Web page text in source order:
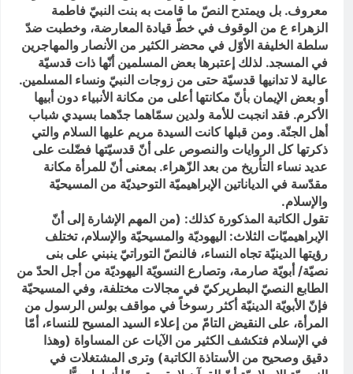
معروف. بل ويمتدح النصّ ما قامت به بنت النبيّ فاطمة
الزهراء ع من الوقوف في خطّ قيادة المعارضة، وخطبت ضدّ
سلطة الخليفة الأوّل في محضر الكثير من الأنصار والمهاجرين
في المسجد. لذلك إعتبرها بعض المسلمين أنّها ذات قدسيّة
عالية لا تدانيها قدسيّة حتى من زوجات النبيّ ونساء المسلمين.
أو بعض الإيمان بأنّ مكانتها أعلى من مكانة الأنبياء دون أبيها
الأكرم. فقد انجبت للأمة ولدين سمّاهما جدّهما بسيدي شباب
أهل الجنّة. ومن قبلها كانت السيدة مريم عليها السلام والتي
ذكرتها كل الروايات والنصوص على أنّ قدسيّتها فضّلت على
عديد نساء التأريخ من بعد الزّهراء. بمعنى أنّ للمرأة مكانة
مقدّسة في الدياناتين الإبراهيميّة التوحيديّة من المسيحيّة
والإسلام.
تقول الكاتبة المذكورة كذلك: (من المهم الإشارة إلى أنّ
الإبراهيميّات الثلاث: اليهوديّة والمسيحيّة والإسلام، تختلف
رؤيتها الدينيّة تجاه النساء، فالنصّ التوراتيّ ينبني على بنى
نصيّة/ أبويّة صارمة، وتصارع النسويّة اليهوديّة من أجل الحدّ من
الطابع النصيّ البطريركيّ في مجالات مختلفة، وفي المسيحيّة
فإنّ الأبويّة الدينيّة أكثر رسوخاً في مواقف بولس الرسول من
المرأة، على النقيض التامّ من إعلاء السيد المسيح للنساء، أمّا
في الإسلام فتكشف الكثير من الآيات عن المساواة (وهذا
دقيق وصحيح من الأستاذة الكاتبة) وترى المشتغلات في